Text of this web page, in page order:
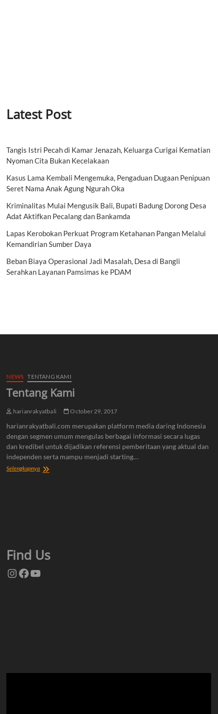
Latest Post
Tangis Istri Pecah di Kamar Jenazah, Keluarga Curigai Kematian
Nyoman Cita Bukan Kecelakaan
Kasus Lama Kembali Mengemuka, Pengaduan Dugaan Penipuan
Seret Nama Anak Agung Ngurah Oka
Kriminalitas Mulai Mengusik Bali, Bupati Badung Dorong Desa
Adat Aktifkan Pecalang dan Bankamda
Lapas Kerobokan Perkuat Program Ketahanan Pangan Melalui
Kemandirian Sumber Daya
Beban Biaya Operasional Jadi Masalah, Desa di Bangli
Serahkan Layanan Pamsimas ke PDAM
NEWS TENTANG KAMI
Tentang Kami
harianrakyatbali October 29, 2017
harianrakyatbali.com merupakan platform media daring Indonesia
dengan segmen umum mengulas berbagai informasi secara lugas
dan kredibel untuk dijadikan referensi pemberitaan yang aktual dan
independen serta mampu menjadi starting…
SelengkapnyaTentang
Find Us
Instagram
Facebook
YouTube